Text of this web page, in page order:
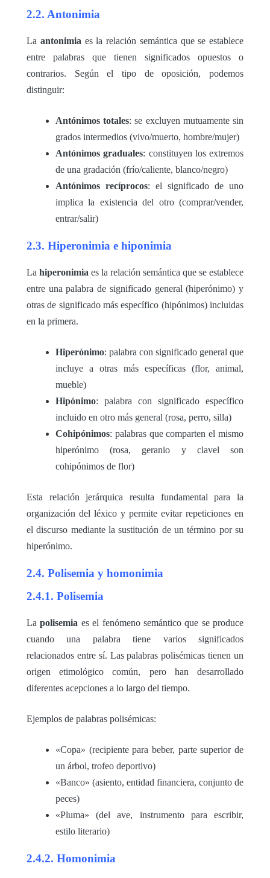
2.2. Antonimia
La antonimia es la relación semántica que se establece
entre palabras que tienen significados opuestos o
contrarios. Según el tipo de oposición, podemos
distinguir:
Antónimos totales: se excluyen mutuamente sin
grados intermedios (vivo/muerto, hombre/mujer)
Antónimos graduales: constituyen los extremos
de una gradación (frío/caliente, blanco/negro)
Antónimos recíprocos: el significado de uno
implica la existencia del otro (comprar/vender,
entrar/salir)
2.3. Hiperonimia e hiponimia
La hiperonimia es la relación semántica que se establece
entre una palabra de significado general (hiperónimo) y
otras de significado más específico (hipónimos) incluidas
en la primera.
Hiperónimo: palabra con significado general que
incluye a otras más específicas (flor, animal,
mueble)
Hipónimo: palabra con significado específico
incluido en otro más general (rosa, perro, silla)
Cohipónimos: palabras que comparten el mismo
hiperónimo (rosa, geranio y clavel son
cohipónimos de flor)
Esta relación jerárquica resulta fundamental para la
organización del léxico y permite evitar repeticiones en
el discurso mediante la sustitución de un término por su
hiperónimo.
2.4. Polisemia y homonimia
2.4.1. Polisemia
Lapolisemia es el fenómeno semántico que se produce
cuando una palabra tiene varios significados
relacionados entre sí. Las palabras polisémicas tienen un
origen etimológico común, pero han desarrollado
diferentes acepciones a lo largo del tiempo.
Ejemplos de palabras polisémicas:
«Copa» (recipiente para beber, parte superior de
un árbol, trofeo deportivo)
«Banco» (asiento, entidad financiera, conjunto de
peces)
«Pluma» (del ave, instrumento para escribir,
estilo literario)
2.4.2. Homonimia